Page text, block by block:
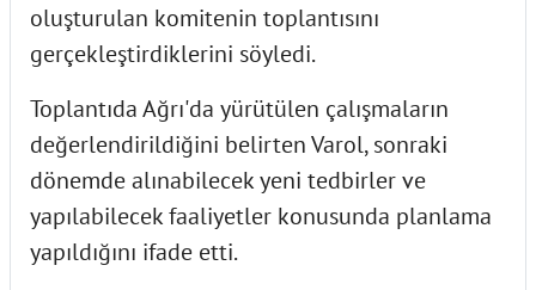
oluşturulan komitenin toplantısını
gerçekleştirdiklerini söyledi.
Toplantıda Ağrı'da yürütülen çalışmaların
değerlendirildiğini belirten Varol, sonraki
dönemde alınabilecek yeni tedbirler ve
yapılabilecek faaliyetler konusunda planlama
yapıldığını ifade etti.